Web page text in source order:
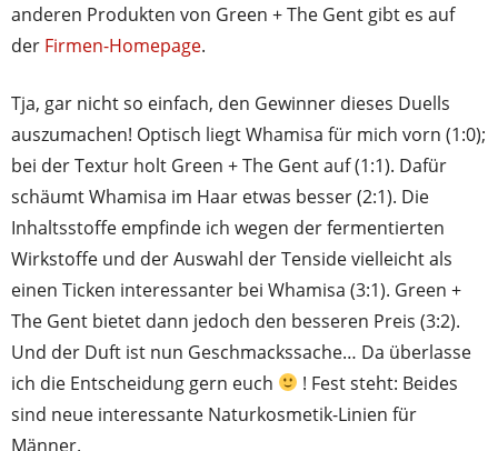
anderen Produkten von Green + The Gent gibt es auf
der Firmen-Homepage.
Tja, gar nicht so einfach, den Gewinner dieses Duells
auszumachen! Optisch liegt Whamisa für mich vorn (1:0);
bei der Textur holt Green + The Gent auf (1:1). Dafür
schäumt Whamisa im Haar etwas besser (2:1). Die
Inhaltsstoffe empfinde ich wegen der fermentierten
Wirkstoffe und der Auswahl der Tenside vielleicht als
einen Ticken interessanter bei Whamisa (3:1). Green +
The Gent bietet dann jedoch den besseren Preis (3:2).
Und der Duft ist nun Geschmackssache… Da überlasse
ich die Entscheidung gern euch
! Fest steht: Beides
sind neue interessante Naturkosmetik-Linien für
Männer.